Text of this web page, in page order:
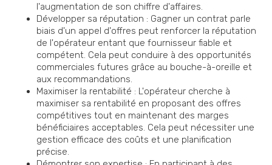
l'augmentation de son chiffre d'affaires.
Développer sa réputation : Gagner un contrat parle
biais d'un appel d'offres peut renforcer la réputation
de l'opérateur entant que fournisseur fiable et
compétent. Cela peut conduire à des opportunités
commerciales futures grâce au bouche-à-oreille et
aux recommandations.
Maximiser la rentabilité : L'opérateur cherche à
maximiser sa rentabilité en proposant des offres
compétitives tout en maintenant des marges
bénéficiaires acceptables. Cela peut nécessiter une
gestion efficace des coûts et une planification
précise.